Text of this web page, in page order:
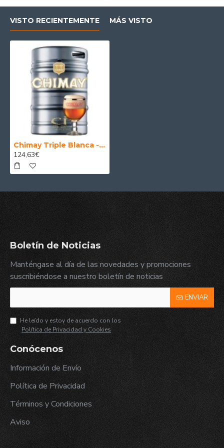
VISTO RECIENTEMENTE MÁS VISTO
Chimay Triple Blanca - Barril cerveza 20 Litros
124,63€
Boletín de Noticias
Manténgase al día de las novedades y promociones
suscribiéndose a nuestro boletín de noticias
ENVIAR
He leído y estoy de acuerdo con los
Política de Privacidad y Cookies
Conócenos
Información de Envío
Política de Privacidad
Términos y Condiciones
Aviso